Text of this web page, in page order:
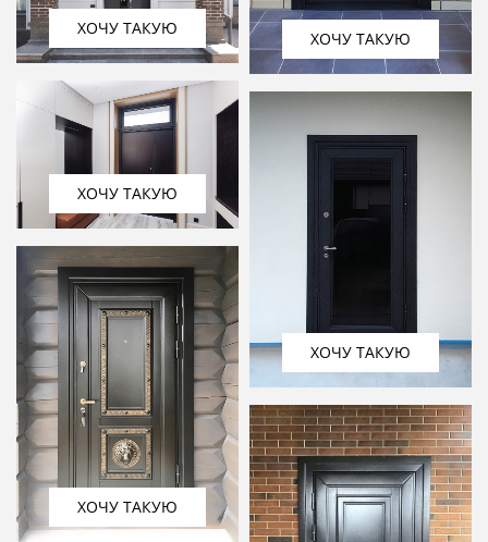
ХОЧУ ТАКУЮ
ХОЧУ ТАКУЮ
ХОЧУ ТАКУЮ
ХОЧУ ТАКУЮ
ХОЧУ ТАКУЮ